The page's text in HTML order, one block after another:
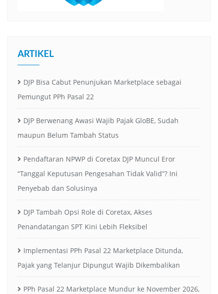
ARTIKEL
DJP Bisa Cabut Penunjukan Marketplace sebagai
Pemungut PPh Pasal 22
DJP Berwenang Awasi Wajib Pajak GloBE, Sudah
maupun Belum Tambah Status
Pendaftaran NPWP di Coretax DJP Muncul Eror
“Tanggal Keputusan Pengesahan Tidak Valid”? Ini
Penyebab dan Solusinya
DJP Tambah Opsi Role di Coretax, Akses
Penandatangan SPT Kini Lebih Fleksibel
Implementasi PPh Pasal 22 Marketplace Ditunda,
Pajak yang Telanjur Dipungut Wajib Dikembalikan
PPh Pasal 22 Marketplace Mundur ke November 2026,